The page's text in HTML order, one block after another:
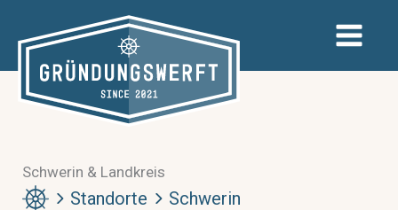
Inhalt
springen
Schwerin & Landkreis
Standorte Schwerin